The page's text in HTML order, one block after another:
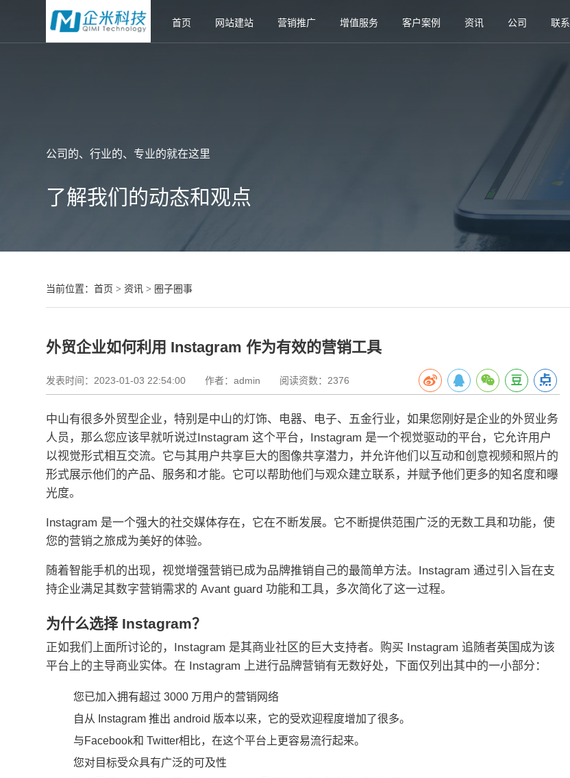
首页 网站建站 营销推广 增值服务 客户案例 资讯 公司 联系
公司的、行业的、专业的就在这里
了解我们的动态和观点
当前位置：首页 资讯 圈子圈事
外贸企业如何利用 Instagram 作为有效的营销工具
发表时间：2023-01-03 22:54:00作者：admin 阅读资数：2376
中山有很多外贸型企业，特别是中山的灯饰、电器、电子、五金行业，如果您刚好是企业的外贸业务
人员，那么您应该早就听说过 Instagram 这个平台，
Instagram 是一个视觉驱动的平台，它允许用户
以视觉形式相互交流。 它与其用户共享巨大的图像共享潜力，并允许他们以互动和创意视频和照片的
形式展示他们的产品、服务和才能。 它可以帮助他们与观众建立联系，并赋予他们更多的知名度和曝
光度。
Instagram 是一个强大的社交媒体存在，它在不断发展。 它不断提供范围广泛的无数工具和功能，使
您的营销之旅成为美好的体验。
随着智能手机的出现，视觉增强营销已成为品牌推销自己的最简单方法。
Instagram 通过引入旨在支
持企业满足其数字营销需求的 Avant guard 功能和工具，多次简化了这一过程。
为什么选择 Instagram？
正如我们上面所讨论的，Instagram 是其商业社区的巨大支持者。 购买 Instagram 追随者英国 成为该
平台上的主导商业实体。在 Instagram 上进行品牌营销有无数好处，下面仅列出其中的一小部分：
您已加入拥有超过 3000 万用户的营销网络
自从 Instagram 推出 android 版本以来，它的受欢迎程度增加了很多。
与Facebook和 Twitter相比，在这个平台上更容易流行起来。
您对目标受众具有广泛的可及性